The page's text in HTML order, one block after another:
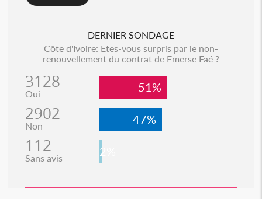
DERNIER SONDAGE
Côte d'Ivoire: Etes-vous surpris par le non-
renouvellement du contrat de Emerse Faé ?
3128
Oui 51%
2902
Non 47%
112
Sans avis 2%